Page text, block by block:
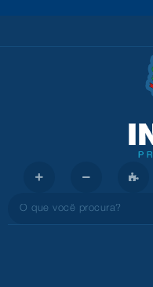
O que você procura?